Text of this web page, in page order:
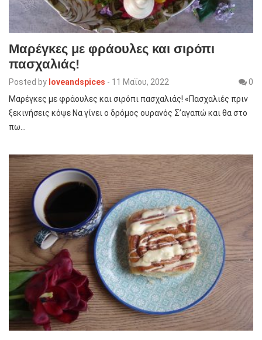
Μαρέγκες με φράουλες και σιρόπι
πασχαλιάς!
Posted by loveandspices - 11 Μαΐου, 2022
0
Μαρέγκες με φράουλες και σιρόπι πασχαλιάς! «Πασχαλιές πριν
ξεκινήσεις κόψε Να γίνει ο δρόμος ουρανός Σ’αγαπώ και θα στο
πω…